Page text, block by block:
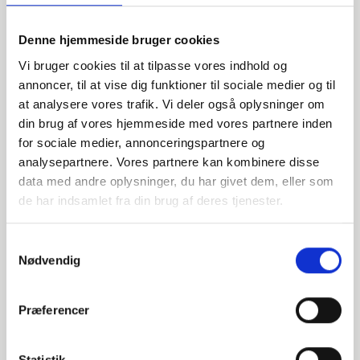
Denne hjemmeside bruger cookies
Vi bruger cookies til at tilpasse vores indhold og
annoncer, til at vise dig funktioner til sociale medier og til
at analysere vores trafik. Vi deler også oplysninger om
din brug af vores hjemmeside med vores partnere inden
for sociale medier, annonceringspartnere og
analysepartnere. Vores partnere kan kombinere disse
data med andre oplysninger, du har givet dem, eller som
de har indsamlet fra din brug af deres tjenester.
Nødvendig
Præferencer
Har du spørgsmål?
Vi står klar til at hjælpe med spørgsmål om produkter,
service eller andet. Kontakt os for professionel rådgivning
og sparring.